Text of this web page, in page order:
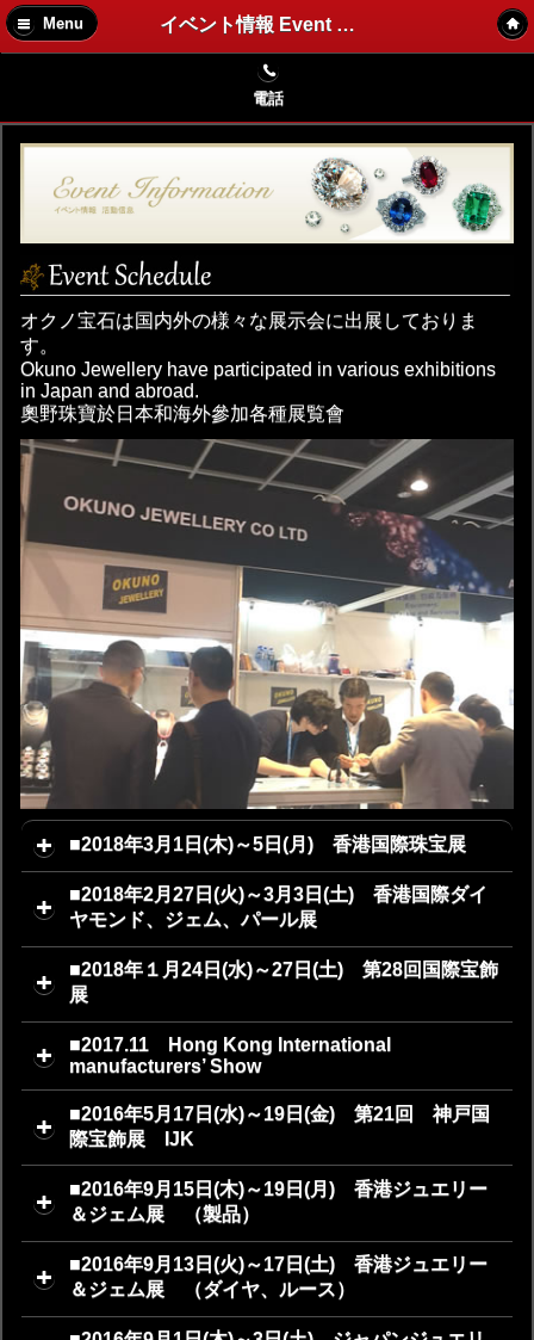
Menu イベント情報 Event 活動信息
電話
オクノ宝石は国内外の様々な展示会に出展しておりま
す。
Okuno Jewellery have participated in various exhibitions
in Japan and abroad.
奧野珠寶於日本和海外參加各種展覧會
■2018年3月1日(木)～5日(月) 香港国際珠宝展
■2018年2月27日(火)～3月3日(土) 香港国際ダイ
ヤモンド、ジェム、パール展
■2018年１月24日(水)～27日(土) 第28回国際宝飾
展
■2017.11 Hong Kong International
manufacturers’ Show
■2016年5月17日(水)～19日(金) 第21回 神戸国
際宝飾展 IJK
■2016年9月15日(木)～19日(月) 香港ジュエリー
＆ジェム展 （製品）
■2016年9月13日(火)～17日(土) 香港ジュエリー
＆ジェム展 （ダイヤ、ルース）